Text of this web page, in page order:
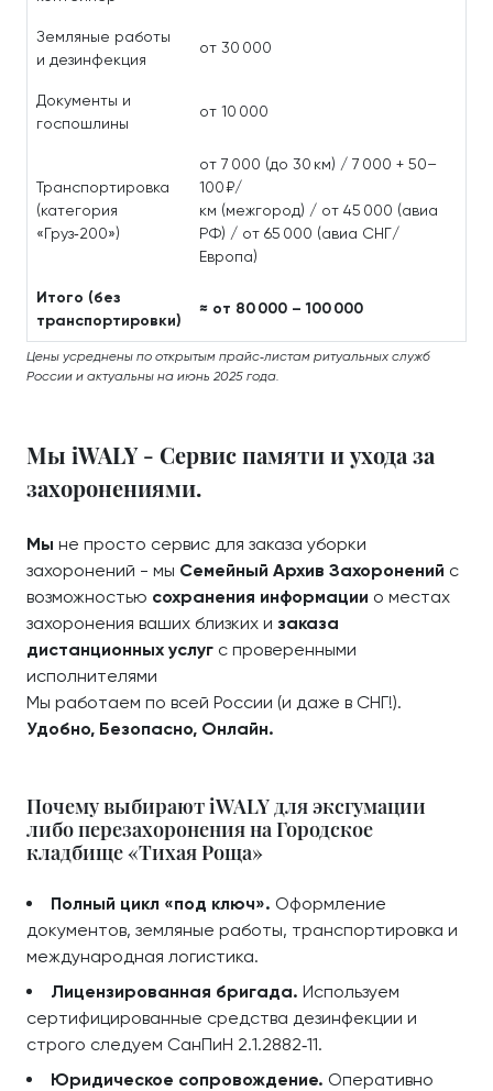
Земляные работы
и дезинфекция
от 30 000
Документы и
госпошлины
от 10 000
Транспортировка
(категория
«Груз‑200»)
от 7 000 (до 30 км) / 7 000 + 50–
100 ₽/
км (межгород) / от 45 000 (авиа
РФ) / от 65 000 (авиа СНГ/
Европа)
Итого (без
транспортировки)
≈ от 80 000 – 100 000
Цены усреднены по открытым прайс‑листам ритуальных служб
России и актуальны на июнь 2025 года.
Мы iWALY - Сервис памяти и ухода за
захоронениями.
Мы не просто сервис для заказа уборки
захоронений - мы Семейный Архив Захоронений с
возможностью сохранения информации о местах
захоронения ваших близких и заказа
дистанционных услуг с проверенными
исполнителями
Мы работаем по всей России (и даже в СНГ!).
Удобно, Безопасно, Онлайн.
Почему выбирают iWALY для эксгумации
либо перезахоронения на Городское
кладбище «Тихая Роща»
Полный цикл «под ключ». Оформление
документов, земляные работы, транспортировка и
международная логистика.
Лицензированная бригада. Используем
сертифицированные средства дезинфекции и
строго следуем СанПиН 2.1.2882‑11.
Юридическое сопровождение. Оперативно